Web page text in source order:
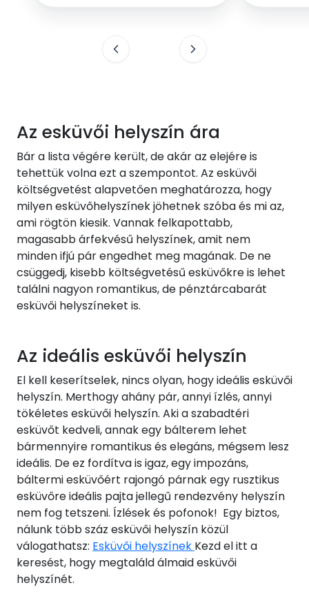
Az esküvői helyszín ára
Bár a lista végére került, de akár az elejére is
tehettük volna ezt a szempontot. Az esküvői
költségvetést alapvetően meghatározza, hogy
milyen esküvőhelyszínek jöhetnek szóba és mi az,
ami rögtön kiesik. Vannak felkapottabb,
magasabb árfekvésű helyszínek, amit nem
minden ifjú pár engedhet meg magának. De ne
csüggedj, kisebb költségvetésű esküvőkre is lehet
találni nagyon romantikus, de pénztárcabarát
esküvői helyszíneket is.
Az ideális esküvői helyszín
El kell keserítselek, nincs olyan, hogy ideális esküvői
helyszín. Merthogy ahány pár, annyi ízlés, annyi
tökéletes esküvői helyszín. Aki a szabadtéri
esküvőt kedveli, annak egy bálterem lehet
bármennyire romantikus és elegáns, mégsem lesz
ideális. De ez fordítva is igaz, egy impozáns,
báltermi esküvőért rajongó párnak egy rusztikus
esküvőre ideális pajta jellegű rendezvény helyszín
nem fog tetszeni. Ízlések és pofonok! Egy biztos,
nálunk több száz esküvői helyszín közül
válogathatsz: Esküvői helyszínek Kezd el itt a
keresést, hogy megtaláld álmaid esküvői
helyszínét.